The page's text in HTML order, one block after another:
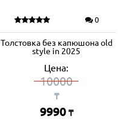
0
Толстовка без капюшона old
style in 2025
Цена:
10000
₸
9990 ₸